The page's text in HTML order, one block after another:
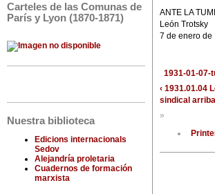
Carteles de las Comunas de
París y Lyon (1870-1871)
Nuestra biblioteca
Edicions internacionals
Sedov
Alejandría proletaria
Cuadernos de formación
marxista
ANTE LA
León Trotsky
7 de enero de
1931-01-07-
‹ 1931.01.04
sindical arriba
»